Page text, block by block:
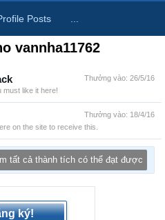
vannha11762
vannha11762
Thưởng vào: 26/5/16
must like it here!
Thưởng vào: 18/4/16
on the site to receive this.
tất cả thành tích có thể đạt được
ký!
Posts